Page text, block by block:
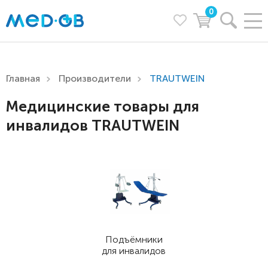
0
Главная Производители TRAUTWEIN
Медицинские товары для
инвалидов TRAUTWEIN
Подъёмники
для инвалидов